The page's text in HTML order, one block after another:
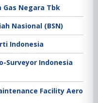
Gas Negara Tbk
Nasional (BSN)
Indonesia
Surveyor Indonesia
Facility Aero